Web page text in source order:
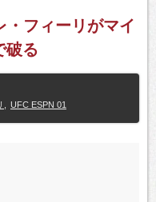
・フィーリがマイ
破る
UFC ESPN 01